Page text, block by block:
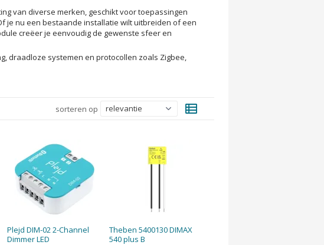
van diverse merken, geschikt voor toepassingen
je nu een bestaande installatie wilt uitbreiden of een
creëer je eenvoudig de gewenste sfeer en
draadloze systemen en protocollen zoals Zigbee,
sorteren op view_list
Plejd DIM-02 2-Channel
Dimmer LED
Theben 5400130 DIMAX
540 plus B